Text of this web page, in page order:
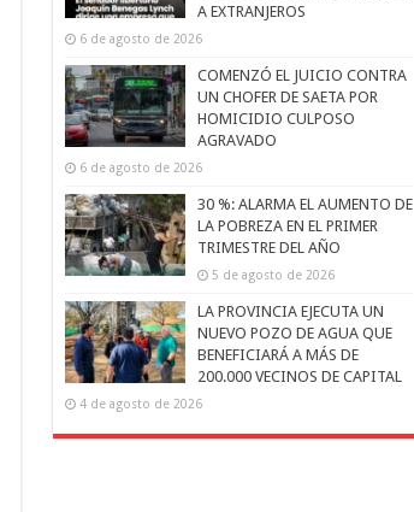
A EXTRANJEROS
6 de agosto de 2026
COMENZÓ EL JUICIO CONTRA
UN CHOFER DE SAETA POR
HOMICIDIO CULPOSO
AGRAVADO
6 de agosto de 2026
30 %: ALARMA EL AUMENTO DE
LA POBREZA EN EL PRIMER
TRIMESTRE DEL AÑO
5 de agosto de 2026
LA PROVINCIA EJECUTA UN
NUEVO POZO DE AGUA QUE
BENEFICIARÁ A MÁS DE
200.000 VECINOS DE CAPITAL
4 de agosto de 2026